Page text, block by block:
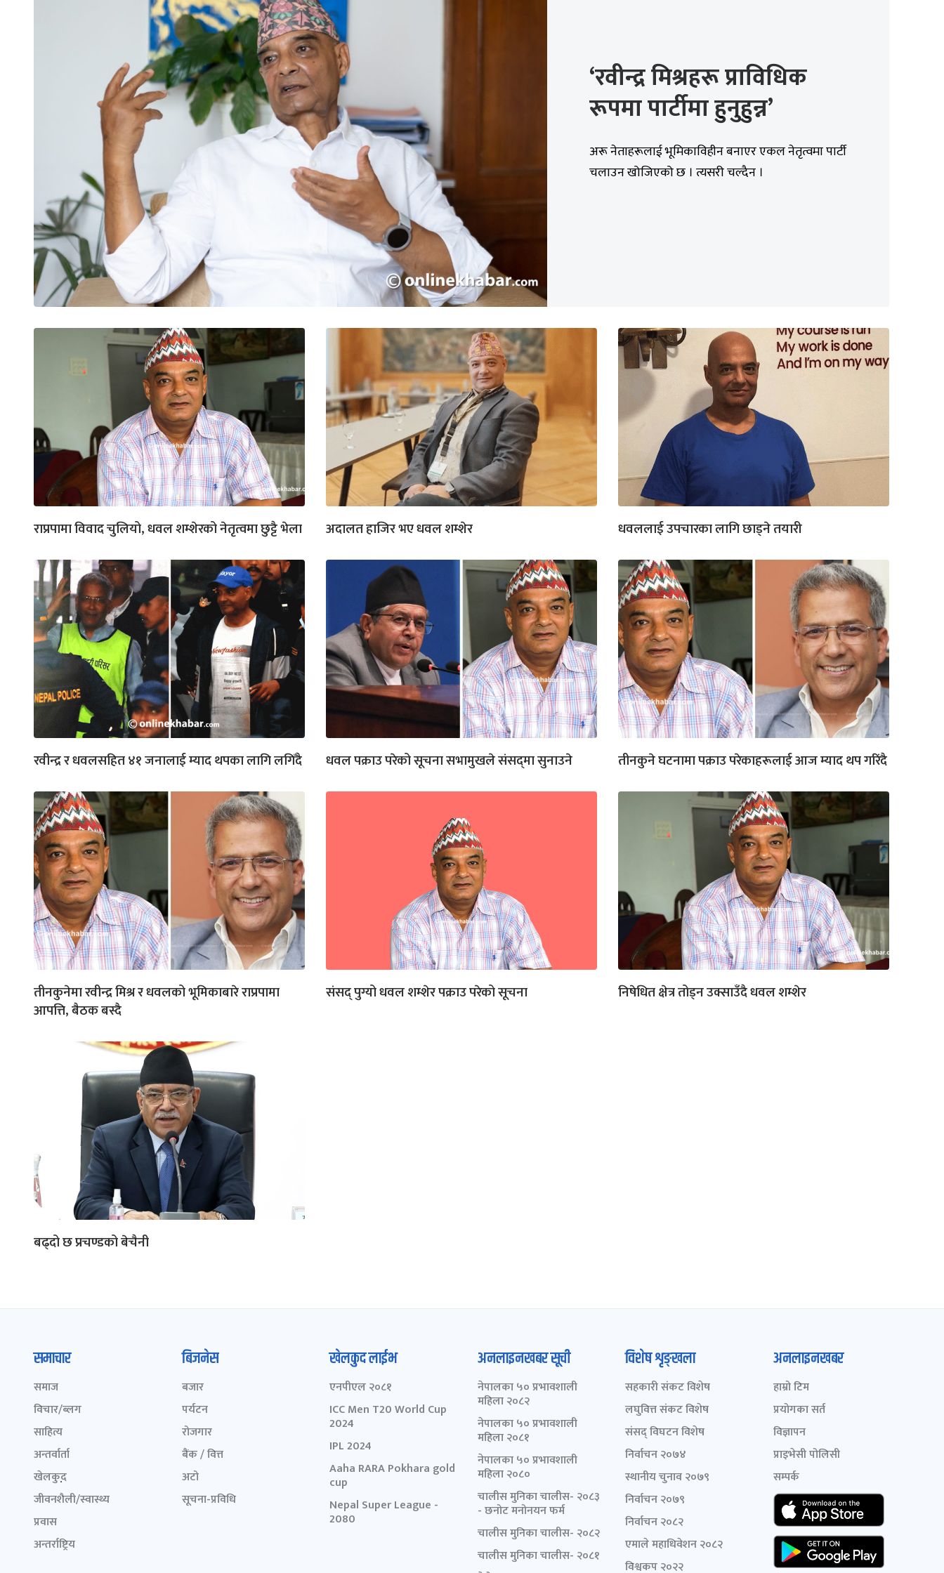
‘रवीन्द्र मिश्रहरू प्राविधिक
रूपमा पार्टीमा हुनुहुन्न’
अरू नेताहरूलाई भूमिकाविहीन बनाएर एकल नेतृत्वमा पार्टी
चलाउन खोजिएको छ । त्यसरी चल्दैन ।
राप्रपामा विवाद चुलियो, धवल शम्शेरको नेतृत्वमा छुट्टै भेला अदालत हाजिर भए धवल शम्शेर धवललाई उपचारका लागि छाड्ने तयारी
रवीन्द्र र धवलसहित ४१ जनालाई म्याद थपका लागि लगिँदै धवल पक्राउ परेको सूचना सभामुखले संसद्‌मा सुनाउने तीनकुने घटनामा पक्राउ परेकाहरूलाई आज म्याद थप गरिंदै
तीनकुनेमा रवीन्द्र मिश्र र धवलको भूमिकाबारे राप्रपामा
आपत्ति, बैठक बस्दै
संसद् पुग्यो धवल शम्शेर पक्राउ परेको सूचना निषेधित क्षेत्र तोड्न उक्साउँदै धवल शम्शेर
बढ्दो छ प्रचण्डको बेचैनी
समाचार
समाज
विचार/ब्लग
साहित्य
अन्तर्वार्ता
खेलकुद़़
जीवनशैली/स्वास्थ्य
प्रवास
अन्तर्राष्ट्रिय
बिजनेस
बजार
पर्यटन
रोजगार
बैंक / वित्त
अटो
सूचना-प्रविधि
खेलकुद लाईभ
एनपीएल २०८१
ICC Men T20 World Cup
2024
IPL 2024
Aaha RARA Pokhara gold
cup
Nepal Super League -
2080
अनलाइनखबर सूची
नेपालका ५० प्रभावशाली
महिला २०८२
नेपालका ५० प्रभावशाली
महिला २०८१
नेपालका ५० प्रभावशाली
महिला २०८०
चालीस मुनिका चालीस- २०८३
- छनोट मनोनयन फर्म
चालीस मुनिका चालीस- २०८२
चालीस मुनिका चालीस- २०८१
विशेष शृङ्खला
सहकारी संकट विशेष
लघुवित्त संकट विशेष
संसद् विघटन विशेष
निर्वाचन २०७४
स्थानीय चुनाव २०७९
निर्वाचन २०७९
निर्वाचन २०८२
एमाले महाधिवेशन २०८२
विश्वकप २०२२
अनलाइनखबर
हाम्रो टिम
प्रयोगका सर्त
विज्ञापन
प्राइभेसी पोलिसी
सम्पर्क